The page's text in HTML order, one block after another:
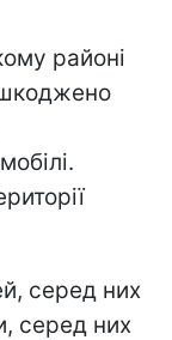
районі
серед них
серед них